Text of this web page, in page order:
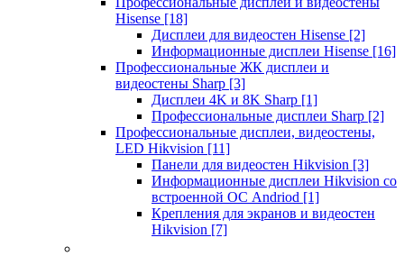
Hisense [18]
Дисплеи для видеостен Hisense [2]
Информационные дисплеи Hisense [16]
Профессиональные ЖК дисплеи и
видеостены Sharp [3]
Дисплеи 4K и 8K Sharp [1]
Профессиональные дисплеи Sharp [2]
Профессиональные дисплеи, видеостены,
LED Hikvision [11]
Панели для видеостен Hikvision [3]
Информационные дисплеи Hikvision со
встроенной ОС Andriod [1]
Крепления для экранов и видеостен
Hikvision [7]